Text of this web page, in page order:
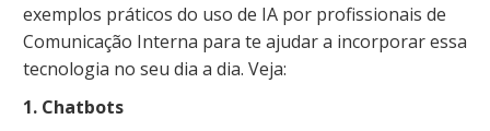
exemplos práticos do uso de IA por profissionais de
Comunicação Interna para te ajudar a incorporar essa
tecnologia no seu dia a dia. Veja:
1. Chatbots